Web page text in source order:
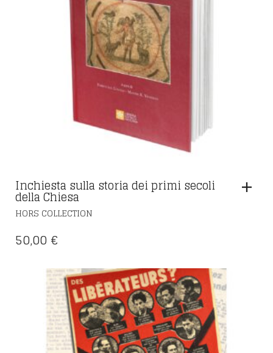
Inchiesta sulla storia dei primi secoli
della Chiesa
HORS COLLECTION
50,00 €